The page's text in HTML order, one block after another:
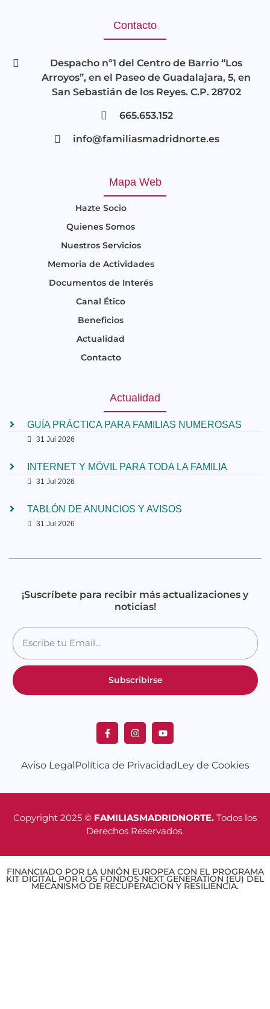
Contacto
Despacho nº1 del Centro de Barrio “Los
Arroyos”, en el Paseo de Guadalajara, 5, en
San Sebastián de los Reyes. C.P. 28702
665.653.152
info@familiasmadridnorte.es
Mapa Web
Hazte Socio
Quienes Somos
Nuestros Servicios
Memoria de Actividades
Documentos de Interés
Canal Ético
Beneficios
Actualidad
Contacto
Actualidad
GUÍA PRÁCTICA PARA FAMILIAS NUMEROSAS
31 Jul 2026
INTERNET Y MÓVIL PARA TODA LA FAMILIA
31 Jul 2026
TABLÓN DE ANUNCIOS Y AVISOS
31 Jul 2026
¡Suscríbete para recibir más actualizaciones y
noticias!
Subscribirse
Aviso Legal Política de PrivacidadLey de Cookies
Copyright 2025 © FAMILIASMADRIDNORTE. Todos los
Derechos Reservados.
FINANCIADO POR LA UNIÓN EUROPEA CON EL PROGRAMA
KIT DIGITAL POR LOS FONDOS NEXT GENERATION (EU) DEL
MECANISMO DE RECUPERACIÓN Y RESILIENCIA.